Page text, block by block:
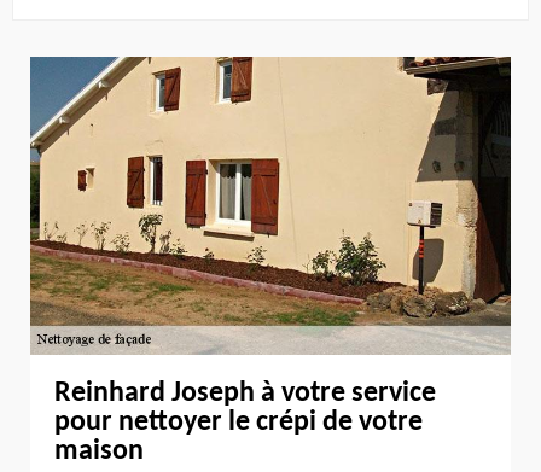
Reinhard Joseph à votre service
pour nettoyer le crépi de votre
maison